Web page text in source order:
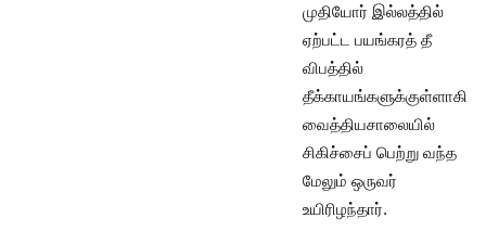
முதியோர் இல்லத்தில்
ஏற்பட்ட பயங்கரத் தீ
விபத்தில்
தீக்காயங்களுக்குள்ளாகி
வைத்தியசாலையில்
சிகிச்சைப் பெற்று வந்த
மேலும் ஒருவர்
உயிரிழந்தார்.